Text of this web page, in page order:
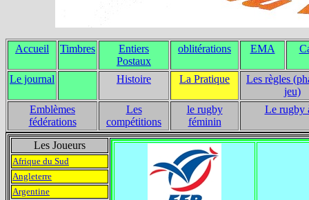
Accueil Timbres
Entiers
Postaux
oblitérations EMA
Le journal Histoire La Pratique
Les règles
jeu)
Emblèmes
fédérations
Les
compétitions
le rugby
féminin
Le rugby
Les Joueurs
Afrique du Sud
Angleterre
Argentine